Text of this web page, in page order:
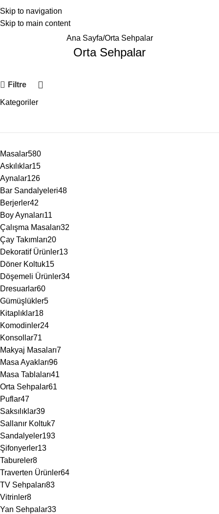
Skip to navigation
Skip to main content
Ana Sayfa Orta Sehpalar
Orta Sehpalar
Filtre
Kategoriler
Masalar580
Askılıklar15
Aynalar126
Bar Sandalyeleri48
Berjerler42
Boy Aynaları11
Çalışma Masaları32
Çay Takımları20
Dekoratif Ürünler13
Döner Koltuk15
Döşemeli Ürünler34
Dresuarlar60
Gümüşlükler5
Kitaplıklar18
Komodinler24
Konsollar71
Makyaj Masaları7
Masa Ayakları96
Masa Tablaları41
Orta Sehpalar61
Puflar47
Saksılıklar39
Sallanır Koltuk7
Sandalyeler193
Şifonyerler13
Tabureler8
Traverten Ürünler64
TV Sehpaları83
Vitrinler8
Yan Sehpalar33